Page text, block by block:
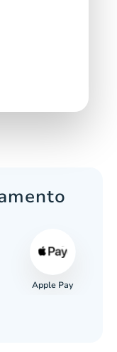
Apple Pay